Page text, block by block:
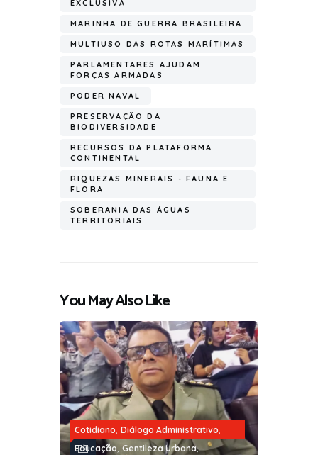
EXCLUSIVA
MARINHA DE GUERRA BRASILEIRA
MULTIUSO DAS ROTAS MARÍTIMAS
PARLAMENTARES AJUDAM
FORÇAS ARMADAS
PODER NAVAL
PRESERVAÇÃO DA
BIODIVERSIDADE
RECURSOS DA PLATAFORMA
CONTINENTAL
RIQUEZAS MINERAIS - FAUNA E
FLORA
SOBERANIA DAS ÁGUAS
TERRITORIAIS
You May Also Like
Cotidiano, Diálogo Administrativo,
Educação,Gentileza Urbana,